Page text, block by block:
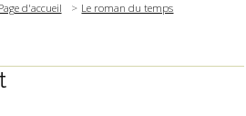
Page d'accueil Le roman du temps